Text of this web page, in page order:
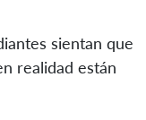
sientan que
realidad están